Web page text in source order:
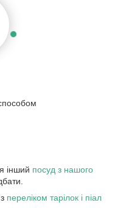
інший посуд з нашого
переліком тарілок і піал